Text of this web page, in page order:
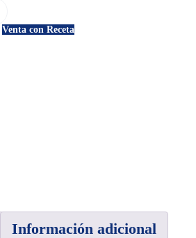
Venta con Receta
Información adicional